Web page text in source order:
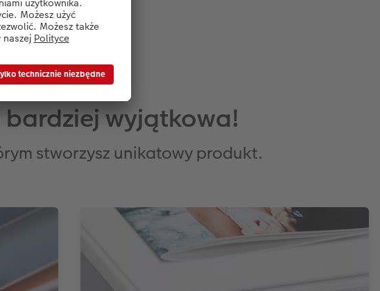
bardziej wyjątkowa!
stworzysz unikatowy produkt.